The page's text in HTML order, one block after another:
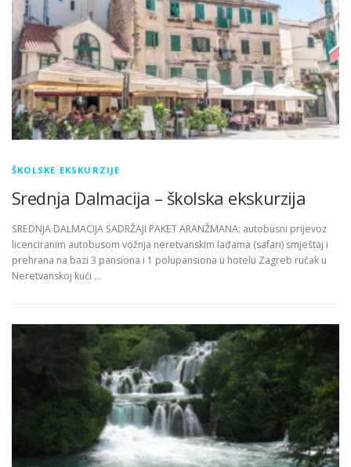
ŠKOLSKE EKSKURZIJE
Srednja Dalmacija – školska ekskurzija
SREDNJA DALMACIJA SADRŽAJI PAKET ARANŽMANA: autobusni prijevoz
licenciranim autobusom vožnja neretvanskim lađama (safari) smještaj i
prehrana na bazi 3 pansiona i 1 polupansiona u hotelu Zagreb ručak u
Neretvanskoj kući …